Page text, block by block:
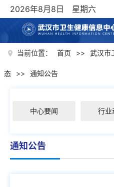
2026年8月8日 星期六
当前位置： 首页 >> 武汉市
态 >> 通知公告
中心要闻 行业
通知公告